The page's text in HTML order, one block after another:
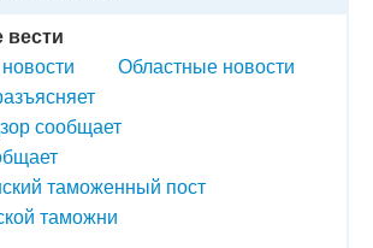
Областные новости
сообщает
таможенный пост
таможни